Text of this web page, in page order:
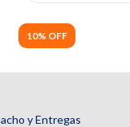
10% OFF
y Entregas